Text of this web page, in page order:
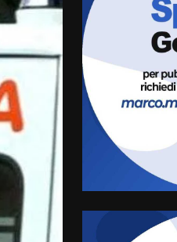
4
5